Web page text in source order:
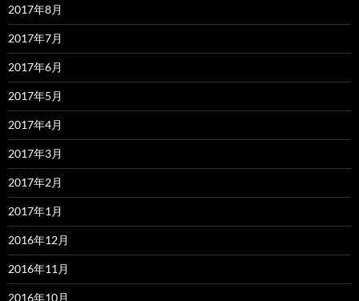
2017年8月
2017年7月
2017年6月
2017年5月
2017年4月
2017年3月
2017年2月
2017年1月
2016年12月
2016年11月
2016年10月